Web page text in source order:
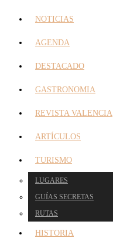
NOTICIAS
AGENDA
DESTACADO
GASTRONOMIA
REVISTA VALENCIA
ARTÍCULOS
TURISMO
LUGARES
GUÍAS SECRETAS
RUTAS
HISTORIA